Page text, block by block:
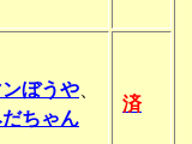
ンぼうや
ちゃん
済